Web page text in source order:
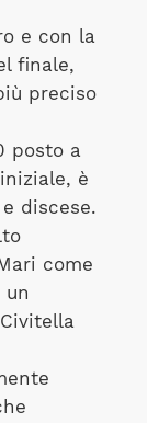
e con la
finale,
preciso
posto a
è
discese.
come
un